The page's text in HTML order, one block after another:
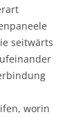
seitwärts
worin